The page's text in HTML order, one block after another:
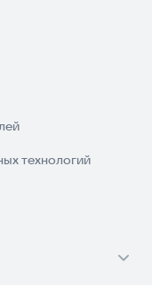
технологий